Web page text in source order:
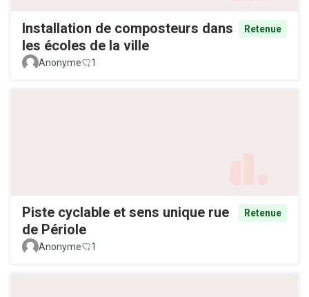
Installation de composteurs dans
les écoles de la ville
Retenue
Anonyme 1
Piste cyclable et sens unique rue
de Périole
Retenue
Anonyme 1